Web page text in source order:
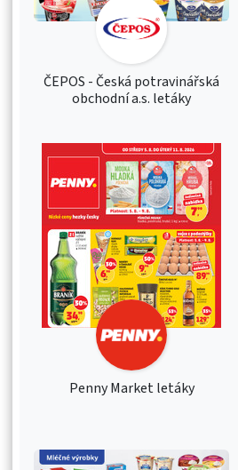
ČEPOS - Česká potravinářská
obchodní a.s. letáky
Penny Market letáky